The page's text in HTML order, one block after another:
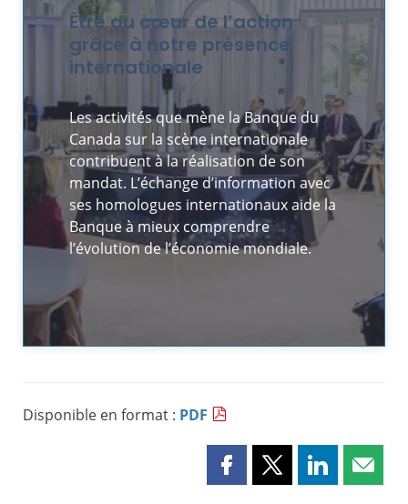
Être au cœur de l’action
grâce à notre présence
internationale
Les activités que mène la Banque du
Canada sur la scène internationale
contribuent à la réalisation de son
mandat. L’échange d’information avec
ses homologues internationaux aide la
Banque à mieux comprendre
l’évolution de l’économie mondiale.
Disponible en format : PDF
PartagerPartagerPartager